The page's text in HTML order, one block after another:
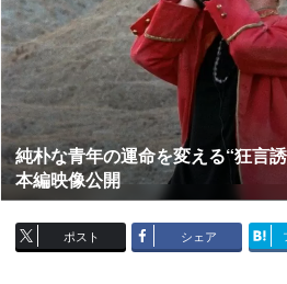
純朴な青年の運命を変える“狂言
本編映像公開
ポスト シェア